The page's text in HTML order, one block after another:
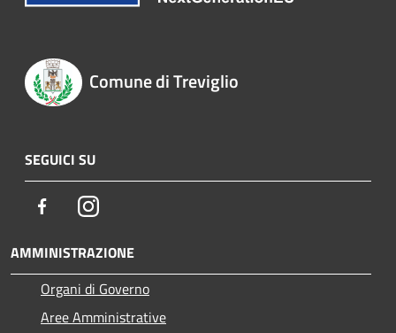
Comune di Treviglio
SEGUICI SU
FacebookInstagram
AMMINISTRAZIONE
Organi di Governo
Aree Amministrative